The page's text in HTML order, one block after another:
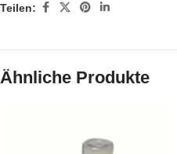
Teilen:
Ähnliche Produkte